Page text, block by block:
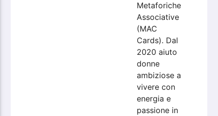
Metaforiche
Associative
(MAC
Cards). Dal
2020 aiuto
donne
ambiziose a
vivere con
energia e
passione in